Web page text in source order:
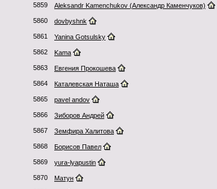
5859 Aleksandr Kamenchukov (Александр Каменчуков)
5860 dovbyshnk
5861 Yanina Gotsulsky
5862 Kama
5863 Евгения Прокошева
5864 Каталевская Наташа
5865 pavel andov
5866 Зиборов Андрей
5867 Земфира Халитова
5868 Борисов Павел
5869 yura-lyapustin
5870 Матун